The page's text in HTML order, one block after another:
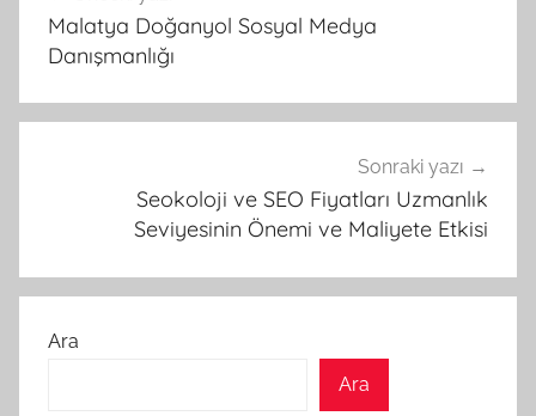
gezinmesi
Malatya Doğanyol Sosyal Medya
Danışmanlığı
Sonraki yazı
Seokoloji ve SEO Fiyatları Uzmanlık
Seviyesinin Önemi ve Maliyete Etkisi
Ara
Ara